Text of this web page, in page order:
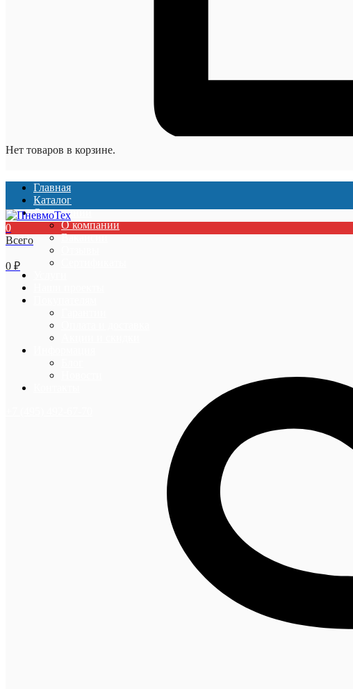
Нет товаров в корзине.
Главная
Каталог
О компании
О компании
Вакансии
0
Всего
0 ₽